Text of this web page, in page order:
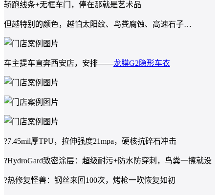
轿跑线条+无框车门，停在那就是艺术品
但越特别的颜色，越怕太阳纹、鸟粪腐蚀、高速石子…
车主提车直奔西安店，安排——龙膜G2隐形车衣
?7.45mil厚TPU，拉伸强度21mpa，硬核抗碎石冲击
?HydroGard致密涂层：超级耐污+防水防穿刺，鸟粪一擦就没
?热修复怪兽：钢丝来回100次，烤枪一吹恢复如初